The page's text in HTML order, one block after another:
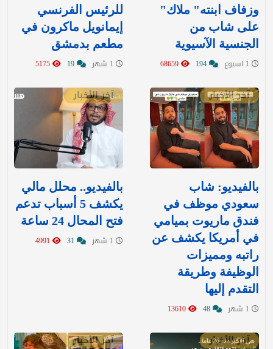
وزفاف ابنته" ملاك"
على شاب من
الجنسية الآسيوية
للرئيس الفرنسي
إيمانويل ماكرون في
مطعم بدمشق
آخر الأخبار
بالفيديو: شاب
سعودي موظف في
فندق ماريوت بميامي
في أمريكا يكشف عن
راتبه ومميزات
الوظيفة وطريقة
التقدم إليها
آخر الأخبار
بالفيديو.. محلل مالي
يكشف 5 أسباب تدعم
فتح المحال 24 ساعة
آخر الأخبار آخر الأخبار